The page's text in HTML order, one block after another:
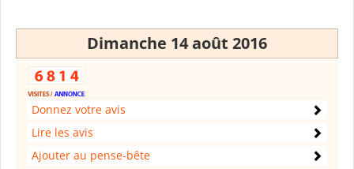
Dimanche 14 août 2016
Donnez votre avis
Lire les avis
Ajouter au pense-bête